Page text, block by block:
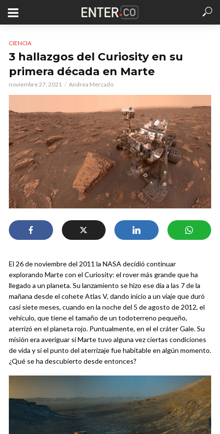
CIENCIA
3 hallazgos del Curiosity en su
primera década en Marte
noviembre 27, 2021 Andrea Mercado
El 26 de noviembre del 2011 la NASA decidió continuar
explorando Marte con el Curiosity: el rover más grande que ha
llegado a un planeta. Su lanzamiento se hizo ese día a las 7 de la
mañana desde el cohete Atlas V, dando inicio a un viaje que duró
casi siete meses, cuando en la noche del 5 de agosto de 2012, el
vehículo, que tiene el tamaño de un todoterreno pequeño,
aterrizó en el planeta rojo. Puntualmente, en el el cráter Gale. Su
misión era averiguar si Marte tuvo alguna vez ciertas condiciones
de vida y si el punto del aterrizaje fue habitable en algún momento.
¿Qué se ha descubierto desde entonces?